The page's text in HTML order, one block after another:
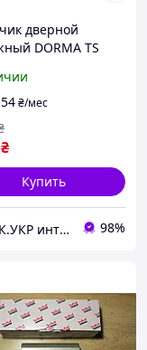
дверной
DORMA TS
₴/мес
₴
Купить
ЗАМОК.УКР интернет-магазин замков и фурнитуры 98%